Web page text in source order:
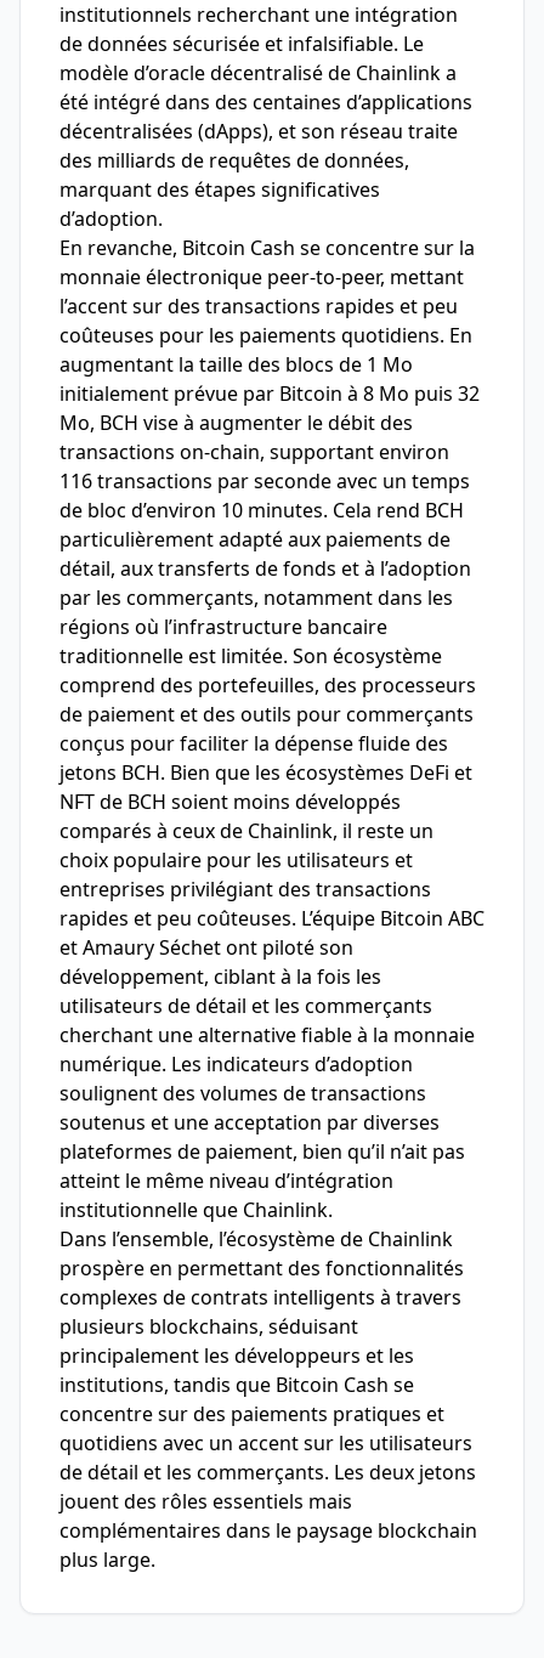
institutionnels recherchant une intégration
de données sécurisée et infalsifiable. Le
modèle d’oracle décentralisé de Chainlink a
été intégré dans des centaines d’applications
décentralisées (dApps), et son réseau traite
des milliards de requêtes de données,
marquant des étapes significatives
d’adoption.
En revanche, Bitcoin Cash se concentre sur la
monnaie électronique peer-to-peer, mettant
l’accent sur des transactions rapides et peu
coûteuses pour les paiements quotidiens. En
augmentant la taille des blocs de 1 Mo
initialement prévue par Bitcoin à 8 Mo puis 32
Mo, BCH vise à augmenter le débit des
transactions on-chain, supportant environ
116 transactions par seconde avec un temps
de bloc d’environ 10 minutes. Cela rend BCH
particulièrement adapté aux paiements de
détail, aux transferts de fonds et à l’adoption
par les commerçants, notamment dans les
régions où l’infrastructure bancaire
traditionnelle est limitée. Son écosystème
comprend des portefeuilles, des processeurs
de paiement et des outils pour commerçants
conçus pour faciliter la dépense fluide des
jetons BCH. Bien que les écosystèmes DeFi et
NFT de BCH soient moins développés
comparés à ceux de Chainlink, il reste un
choix populaire pour les utilisateurs et
entreprises privilégiant des transactions
rapides et peu coûteuses. L’équipe Bitcoin ABC
et Amaury Séchet ont piloté son
développement, ciblant à la fois les
utilisateurs de détail et les commerçants
cherchant une alternative fiable à la monnaie
numérique. Les indicateurs d’adoption
soulignent des volumes de transactions
soutenus et une acceptation par diverses
plateformes de paiement, bien qu’il n’ait pas
atteint le même niveau d’intégration
institutionnelle que Chainlink.
Dans l’ensemble, l’écosystème de Chainlink
prospère en permettant des fonctionnalités
complexes de contrats intelligents à travers
plusieurs blockchains, séduisant
principalement les développeurs et les
institutions, tandis que Bitcoin Cash se
concentre sur des paiements pratiques et
quotidiens avec un accent sur les utilisateurs
de détail et les commerçants. Les deux jetons
jouent des rôles essentiels mais
complémentaires dans le paysage blockchain
plus large.